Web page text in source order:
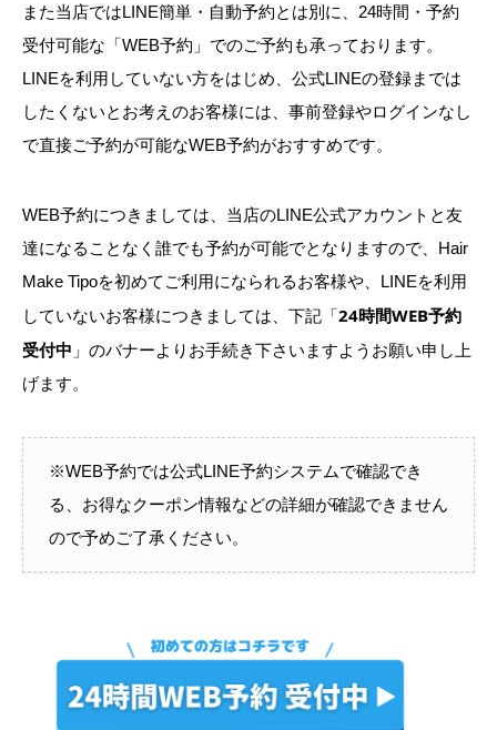
また当店ではLINE簡単・自動予約とは別に、24時間・予約
受付可能な「WEB予約」でのご予約も承っております。
LINEを利用していない方をはじめ、公式LINEの登録までは
したくないとお考えのお客様には、事前登録やログインなし
で直接ご予約が可能なWEB予約がおすすめです。
WEB予約につきましては、当店のLINE公式アカウントと友
達になることなく誰でも予約が可能でとなりますので、Hair
Make Tipoを初めてご利用になられるお客様や、LINEを利用
していないお客様につきましては、下記「24時間WEB予約
受付中 」のバナーよりお手続き下さいますようお願い申し上
げます。
※WEB予約では公式LINE予約システムで確認でき
る、お得なクーポン情報などの詳細が確認できません
ので予めご了承ください。